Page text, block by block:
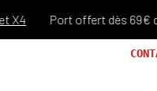
Port offert dès 69€